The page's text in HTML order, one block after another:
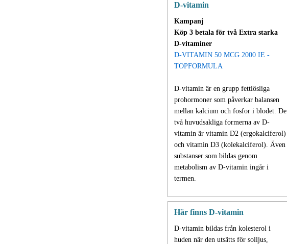
D-vitamin
Kampanj
Köp 3 betala för två Extra starka
D-vitaminer
D-VITAMIN 50 MCG 2000 IE -
TOPFORMULA
D-vitamin är en grupp fettlösliga
prohormoner som påverkar balansen
mellan kalcium och fosfor i blodet. De
två huvudsakliga formerna av D-
vitamin är vitamin D2 (ergokalciferol)
och vitamin D3 (kolekalciferol). Även
substanser som bildas genom
metabolism av D-vitamin ingår i
termen.
Här finns D-vitamin
D-vitamin bildas från kolesterol i
huden när den utsätts för solljus,